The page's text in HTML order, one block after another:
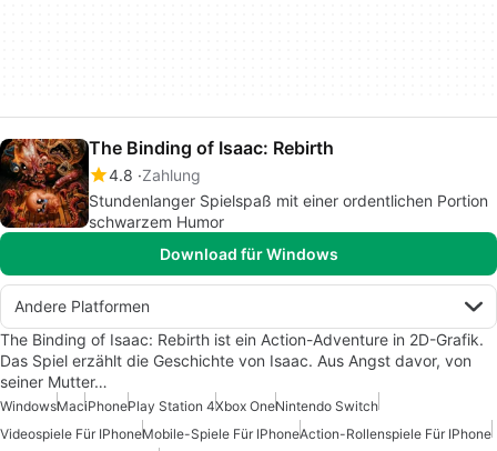
The Binding of Isaac: Rebirth
4.8 Zahlung
Stundenlanger Spielspaß mit einer ordentlichen Portion
schwarzem Humor
Download für Windows
Andere Platformen
The Binding of Isaac: Rebirth ist ein Action-Adventure in 2D-Grafik.
Das Spiel erzählt die Geschichte von Isaac. Aus Angst davor, von
seiner Mutter…
WindowsMaciPhonePlay Station 4Xbox OneNintendo Switch
Videospiele Für IPhoneMobile-Spiele Für IPhoneAction-Rollenspiele Für IPhone